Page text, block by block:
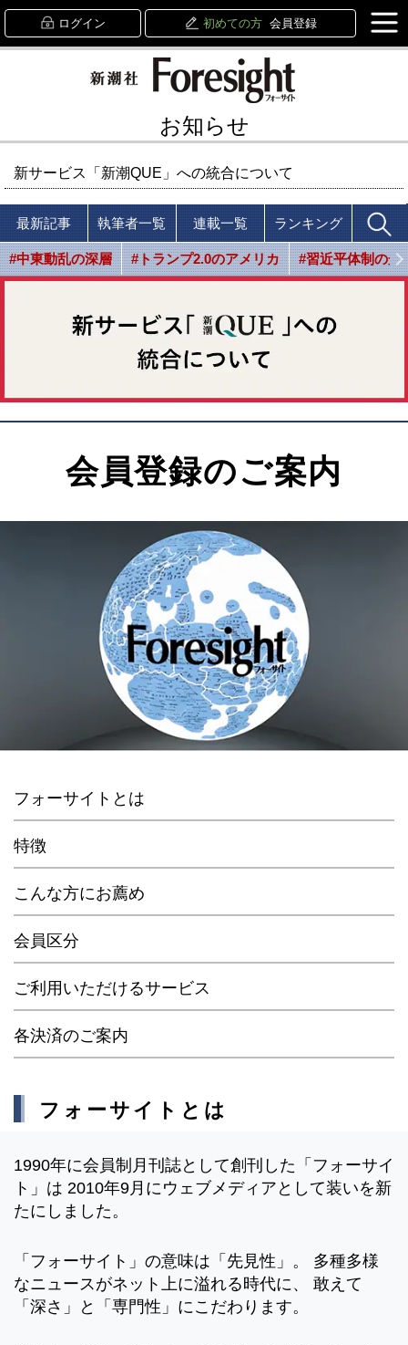
ログイン 初めての方 会員登録
お知らせ
新サービス「新潮QUE」への統合について
最新記事 執筆者一覧 連載一覧 ランキング
#中東動乱の深層 #トランプ2.0のアメリカ #習近平体制の光
会員登録のご案内
フォーサイトとは
特徴
こんな方にお薦め
会員区分
ご利用いただけるサービス
各決済のご案内
フォーサイトとは
1990年に会員制月刊誌として創刊した「フォーサイ
ト」は 2010年9月にウェブメディアとして装いを新
たにしました。
「フォーサイト」の意味は「先見性」。 多種多様
なニュースがネット上に溢れる時代に、 敢えて
「深さ」と「専門性」にこだわります。